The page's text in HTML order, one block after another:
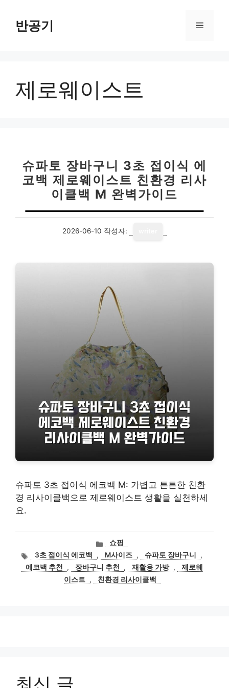
반공기 메
제로웨이스트
슈파토 장바구니 3초 접이식 에
코백 제로웨이스트 친환경 리사
이클백 M 완벽가이드
2026-06-10 작성자:
슈파토 3초 접이식 에코백 M: 가볍고 튼튼한 친환
경 리사이클백으로 제로웨이스트 생활을 실천하세
요.
카
테
고
리
쇼핑
태
그
3초 접이식 에코백 , M사이즈 , 슈파토 장바구니
,
에코백 추천
, 장바구니 추천 , 재활용 가방 ,
제로웨
이스트 , 친환경 리사이클백
최신 글